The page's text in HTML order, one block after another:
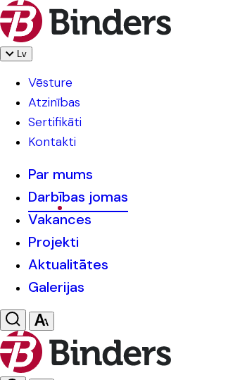
Lv
Vēsture
Atzinības
Sertifikāti
Kontakti
Par mums
Darbības jomas
Vakances
Projekti
Aktualitātes
Galerijas